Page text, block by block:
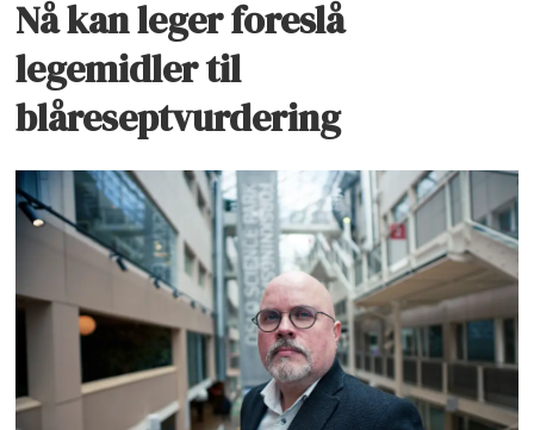
Nå kan leger foreslå
legemidler til
blåreseptvurdering